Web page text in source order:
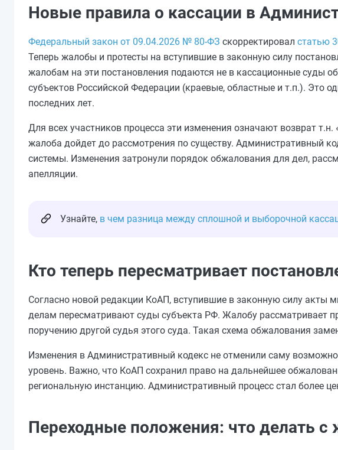
Новые правила о кассации в
Федеральный закон от 09.04.2026 № 80-ФЗ скорректировал статью
Теперь жалобы и протесты на вступившие в законную силу
жалобам на эти постановления подаются не в кассационные
субъектов Российской Федерации (краевые, областные и т.п.). Это
последних лет.
Для всех участников процесса эти изменения означают возврат
жалоба дойдет до рассмотрения по существу. Административный
системы. Изменения затронули порядок обжалования для дел,
апелляции.
Узнайте, в чем разница между сплошной и выборочной
Кто теперь пересматривает
Согласно новой редакции КоАП, вступившие в законную силу
делам пересматривают суды субъекта РФ. Жалобу рассматривает
поручению другой судья этого суда. Такая схема обжалования
Изменения в Административный кодекс не отменили саму
уровень. Важно, что КоАП сохранил право на дальнейшее
региональную инстанцию. Административный процесс стал более
Переходные положения: что делать